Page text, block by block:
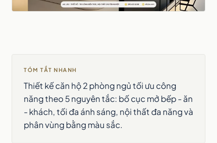
TÓM TẮT NHANH
Thiết kế căn hộ 2 phòng ngủ tối ưu công
năng theo 5 nguyên tắc: bố cục mở bếp - ăn
- khách, tối đa ánh sáng, nội thất đa năng và
phân vùng bằng màu sắc.